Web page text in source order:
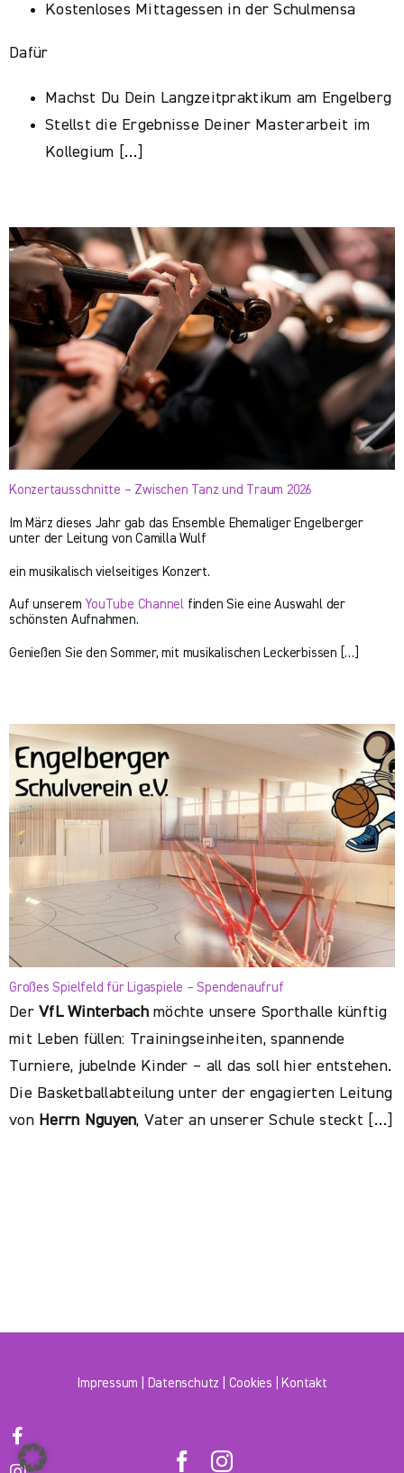
Kostenloses Mittagessen in der Schulmensa
Dafür
Machst Du Dein Langzeitpraktikum am Engelberg
Stellst die Ergebnisse Deiner Masterarbeit im
Kollegium […]
Konzertausschnitte – Zwischen Tanz und Traum 2026
Im März dieses Jahr gab das Ensemble Ehemaliger Engelberger
unter der Leitung von Camilla Wulf
ein musikalisch vielseitiges Konzert.
Auf unserem YouTube Channel finden Sie eine Auswahl der
schönsten Aufnahmen.
Genießen Sie den Sommer, mit musikalischen Leckerbissen […]
Großes Spielfeld für Ligaspiele – Spendenaufruf
DerVfL Winterbachmöchte unsere Sporthalle künftig
mit Leben füllen: Trainingseinheiten, spannende
Turniere, jubelnde Kinder – all das soll hier entstehen.
Die Basketballabteilung unter der engagierten Leitung
von Herrn Nguyen, Vater an unserer Schule steckt […]
Impressum Datenschutz Cookies Kontakt